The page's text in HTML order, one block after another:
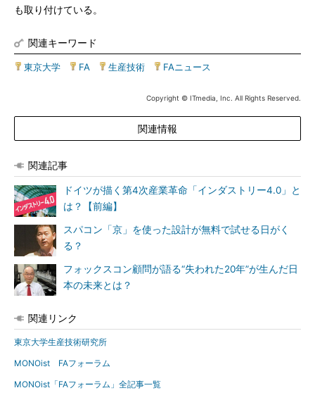
も取り付けている。
関連キーワード
東京大学 FA 生産技術 FAニュース
Copyright © ITmedia, Inc. All Rights Reserved.
関連情報
関連記事
ドイツが描く第4次産業革命「インダストリー4.0」と
は？【前編】
スパコン「京」を使った設計が無料で試せる日がく
る？
フォックスコン顧問が語る“失われた20年”が生んだ日
本の未来とは？
関連リンク
東京大学生産技術研究所
MONOist FAフォーラム
MONOist「FAフォーラム」全記事一覧